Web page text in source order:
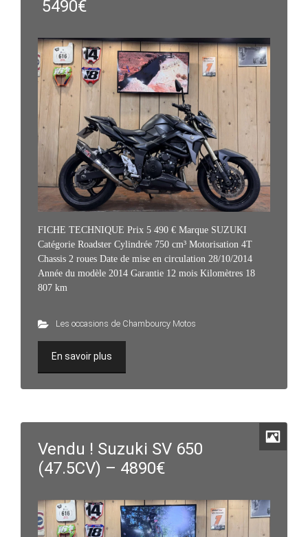
5490€
FICHE TECHNIQUE Prix 5 490 € Marque SUZUKI
Catégorie Roadster Cylindrée 750 cm³ Motorisation 4T
Chassis 2 roues Date de mise en circulation 28/10/2014
Année du modèle 2014 Garantie 12 mois Kilomètres 18
807 km
Les occasions de Chambourcy Motos
En savoir plus
Vendu ! Suzuki SV 650
(47.5CV) – 4890€